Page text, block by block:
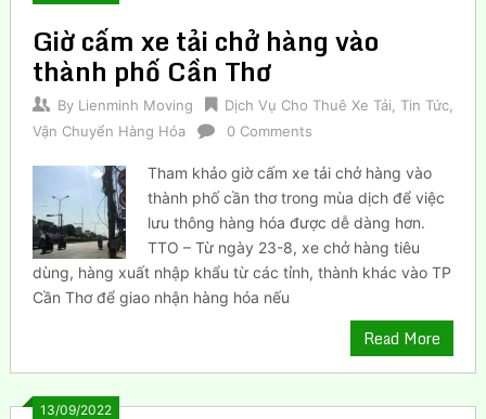
Giờ cấm xe tải chở hàng vào
thành phố Cần Thơ
By Lienminh Moving Dịch Vụ Cho Thuê Xe Tải Tin Tức,
Vận Chuyển Hàng Hóa
0 Comments
Tham khảo giờ cấm xe tải chở hàng vào
thành phố cần thơ trong mùa dịch để việc
lưu thông hàng hóa được dễ dàng hơn.
TTO – Từ ngày 23-8, xe chở hàng tiêu
dùng, hàng xuất nhập khẩu từ các tỉnh, thành khác vào TP
Cần Thơ để giao nhận hàng hóa nếu
Read More
13/09/2022